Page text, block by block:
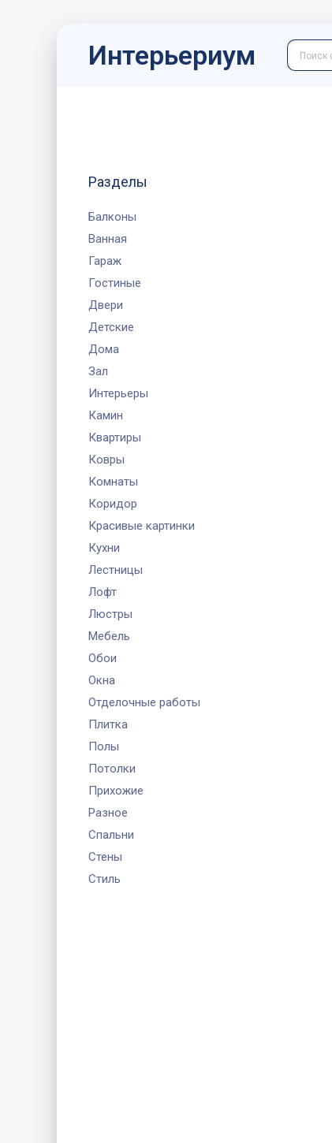
Интерьериум
Разделы
Балконы
Ванная
Гараж
Гостиные
Двери
Детские
Дома
Зал
Интерьеры
Камин
Квартиры
Ковры
Комнаты
Коридор
Красивые картинки
Кухни
Лестницы
Лофт
Люстры
Мебель
Обои
Окна
Отделочные работы
Плитка
Полы
Потолки
Прихожие
Разное
Спальни
Стены
Стиль